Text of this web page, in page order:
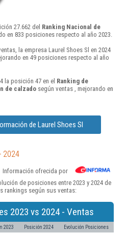
27.662 del Ranking Nacional de
en 833 posiciones respecto al año 2023.
la empresa Laurel Shoes Sl en 2024
en 49 posiciones respecto al año
la posición 47 en el Ranking de
de calzado según ventas , mejorando en
de Laurel Shoes Sl
2024
Información ofrecida por
de posiciones entre 2023 y 2024 de
rankings según sus ventas:
2023 vs 2024 - Ventas
2023 Posición 2024 Evolución Posiciones